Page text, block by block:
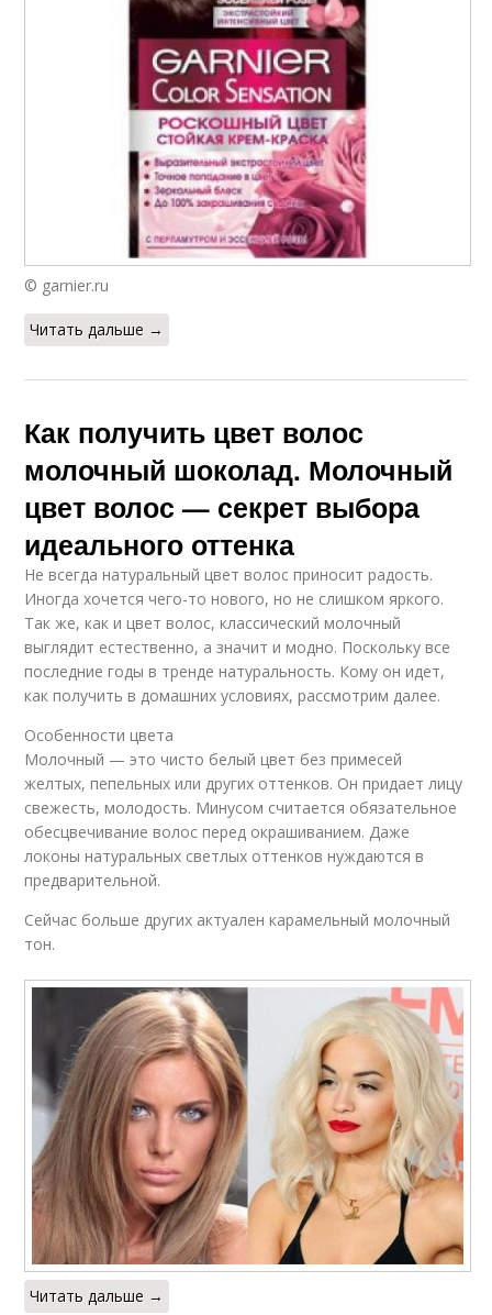
© garnier.ru
Читать дальше →
Как получить цвет волос
молочный шоколад. Молочный
цвет волос — секрет выбора
идеального оттенка
Не всегда натуральный цвет волос приносит радость.
Иногда хочется чего-то нового, но не слишком яркого.
Так же, как и цвет волос, классический молочный
выглядит естественно, а значит и модно. Поскольку все
последние годы в тренде натуральность. Кому он идет,
как получить в домашних условиях, рассмотрим далее.
Особенности цвета
Молочный — это чисто белый цвет без примесей
желтых, пепельных или других оттенков. Он придает лицу
свежесть, молодость. Минусом считается обязательное
обесцвечивание волос перед окрашиванием. Даже
локоны натуральных светлых оттенков нуждаются в
предварительной.
Сейчас больше других актуален карамельный молочный
тон.
Читать дальше →